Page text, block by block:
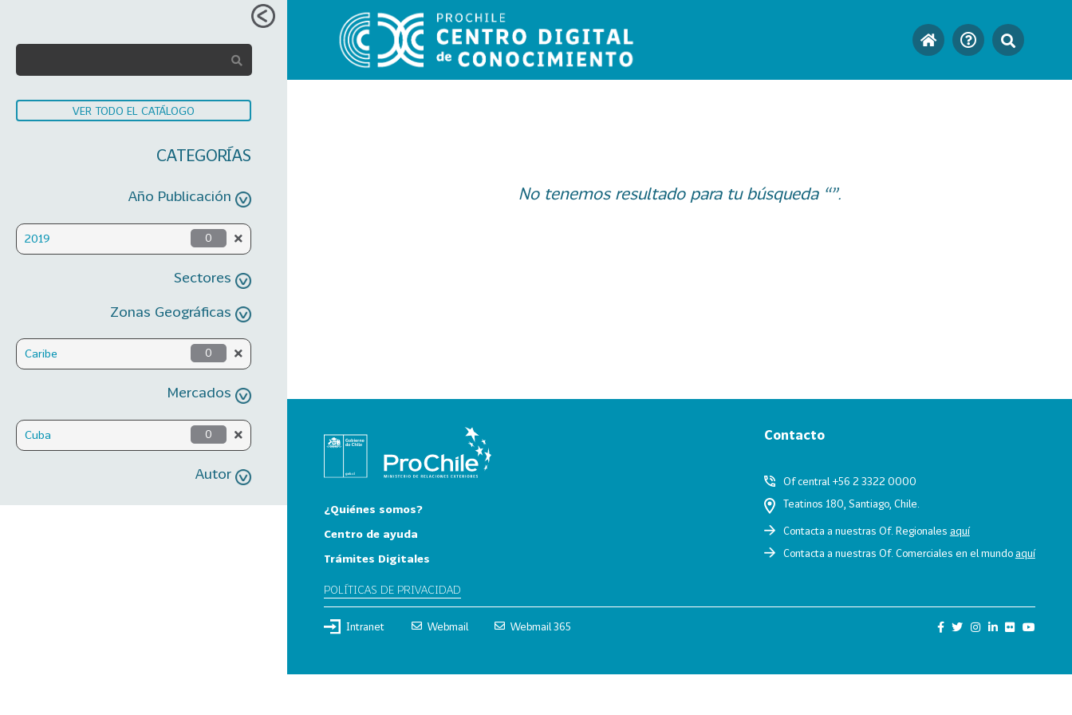
VER TODO EL CATÁLOGO
CATEGORÍAS
Año Publicación
2019 0
Sectores
Zonas Geográficas
Caribe 0
Mercados
Cuba 0
Autor
No tenemos resultado para tu búsqueda “”.
¿Quiénes somos?
Centro de ayuda
Trámites Digitales
POLÍTICAS DE PRIVACIDAD
Contacto
Of central +56 2 3322 0000
Teatinos 180, Santiago, Chile.
Contacta a nuestras Of. Regionales aquí
Contacta a nuestras Of. Comerciales en el mundoaquí
Intranet Webmail Webmail 365